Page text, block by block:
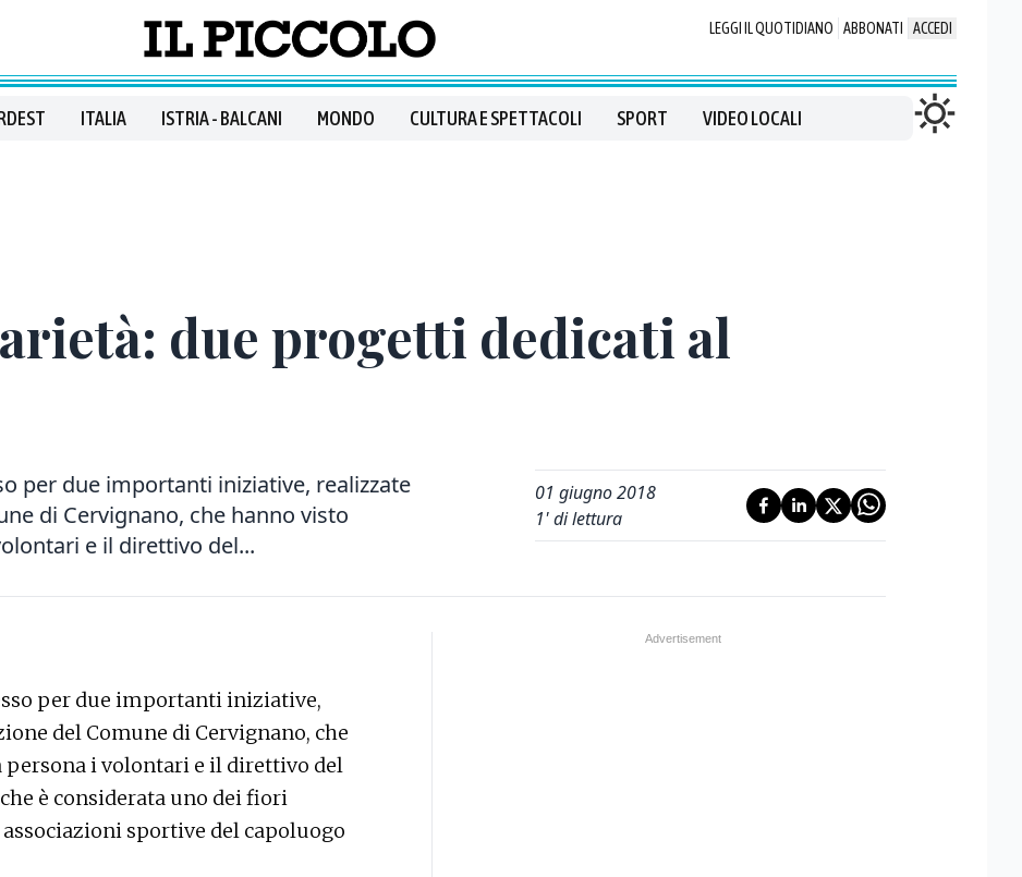
LEGGI IL QUOTIDIANO ABBONATI ACCEDI
ITALIA ISTRIA - BALCANI MONDO CULTURA E SPETTACOLI SPORT VIDEO LOCALI
due progetti dedicati al
per due importanti iniziative, realizzate
di Cervignano, che hanno visto
e il direttivo del...
01 giugno 2018
1' di lettura
per due importanti iniziative,
del Comune di Cervignano, che
i volontari e il direttivo del
è considerata uno dei fiori
sportive del capoluogo